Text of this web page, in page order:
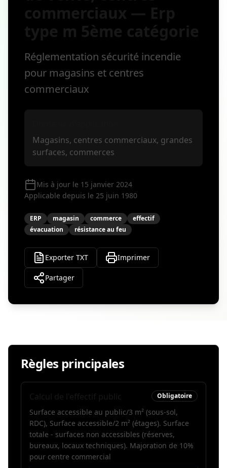
Réglementation sécurité incendie
pour magasins et centres
commerciaux
Magasins, centres commerciaux, grandes
surfaces, commerces
Mis à jour le 15 janvier 2024
Applicable depuis le 25 juin 1980
ERP magasin commerce
effectif
évacuation
résistance au feu
Exporter TXT Imprimer
Partager
Règles principales
Obligatoire
Surface accessible au public/3 m² (sous-sol,
RDC), Surface accessible/2 m² (étages). Surface
totale - surfaces non accessibles (réserves,
bureaux, locaux techniques). Majoration de 10%
pour centre commercial